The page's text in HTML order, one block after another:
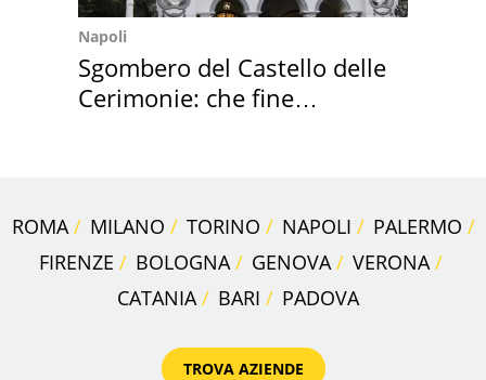
Napoli
Sgombero del Castello delle
Cerimonie: che fine
ROMA MILANO TORINO NAPOLI
PALERMO
FIRENZE
BOLOGNA GENOVA
VERONA
CATANIA
BARI PADOVA
TROVA AZIENDE